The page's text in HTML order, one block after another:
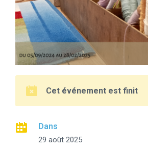
Cet événement est finit
Dans
29 août 2025